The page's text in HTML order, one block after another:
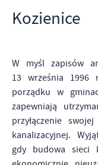
Kozienice
W myśl zapisów
13 września 1996
porządku w
zapewniają
przyłączenie
kanalizacyjnej.
gdy budowa sieci
zapamiętanie
Dzięki tym plikom
komfort korzystania
dopasowanie jej do
Wyrażenie zgody na
cookies gwarantuje
stronie.
Więcej
Analityczne
Analityczne pliki
dostosowywać do